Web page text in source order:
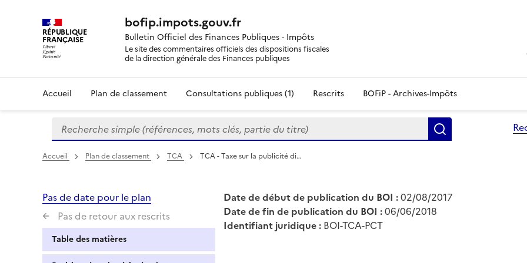
RÉPUBLIQUE
FRANÇAISE
bofip.impots.gouv.fr
Bulletin Officiel des Finances Publiques - Impôts
Le site des commentaires officiels des dispositions fiscales
de la direction générale des Finances publiques
Accueil Plan de classement Consultations publiques (1) Rescrits BOFiP - Archives-Impôts
Formulaire
de
recherche
Recherche simple (références, mots clés, partie du titre)
Accueil Plan de classement TCA TCA - Taxe sur la publicité di…
Pas de date pour le plan
Pas de retour aux rescrits
Table des matières
Date de début de publication du BOI :02/08/2017
Date de fin de publication du BOI :06/06/2018
Identifiant juridique : BOI-TCA-PCT